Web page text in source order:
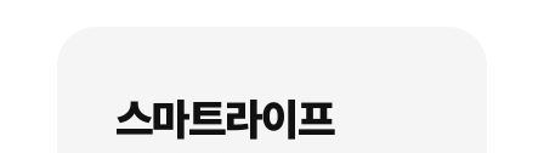
스마트라이프